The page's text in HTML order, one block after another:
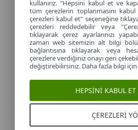
kullanırız. "Hepsini kabul et ve
tüm çerezlerin toplanmasını kabul
çerezleri kabul et" seçeneğine
çerezleri reddedebilir veya
tıklayarak çerez ayarlarınızı
zaman web sitemizin alt bilgi
bağlantısına tıklayarak veya
çerezlere verdiğiniz onayı geri
değiştirebilirsiniz. Daha fazla bilgi için
HEPSINI KABUL ET
ÇEREZLERI